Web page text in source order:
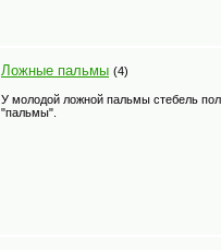
Ложные пальмы (4)
У молодой ложной пальмы стебель
"пальмы".